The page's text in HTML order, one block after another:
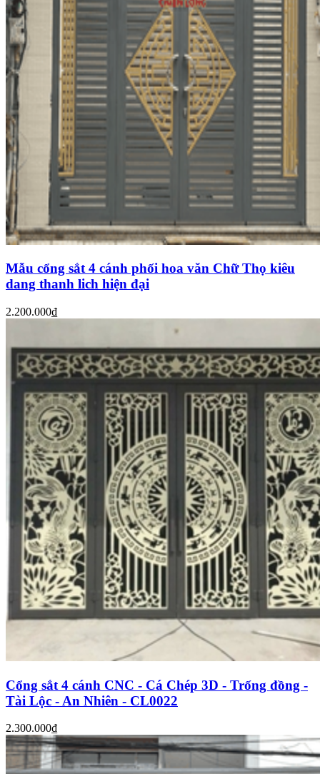
Mẫu cổng sắt 4 cánh phối hoa văn Chữ Thọ kiêu
dang thanh lich hiện đại
2.200.000₫
Cổng sắt 4 cánh CNC - Cá Chép 3D - Trống đồng -
Tài Lộc - An Nhiên - CL0022
2.300.000₫